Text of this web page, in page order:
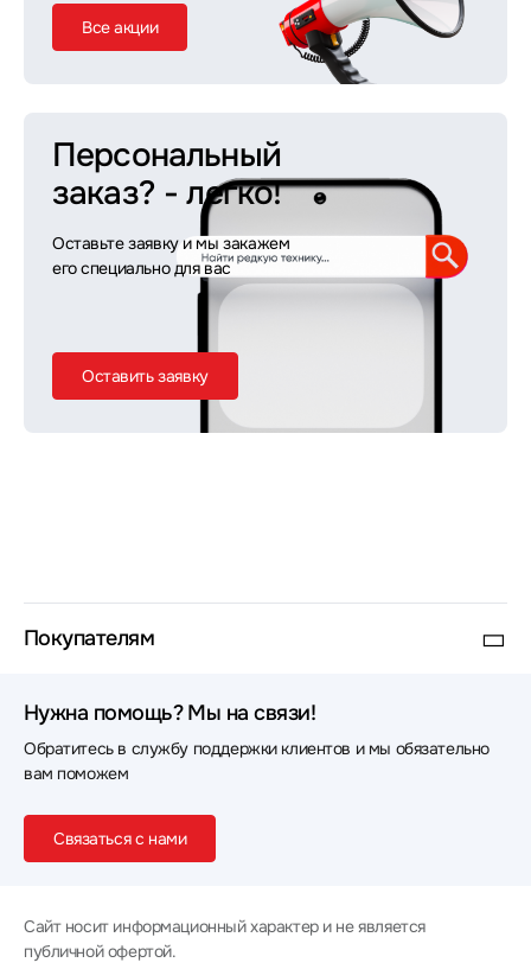
Все акции
Персональный
заказ? - легко!
Оставьте заявку и мы закажем
его специально для вас
Оставить заявку
Покупателям
Нужна помощь? Мы на связи!
Обратитесь в службу поддержки клиентов и мы обязательно
вам поможем
Связаться с нами
Сайт носит информационный характер и не является
публичной офертой.